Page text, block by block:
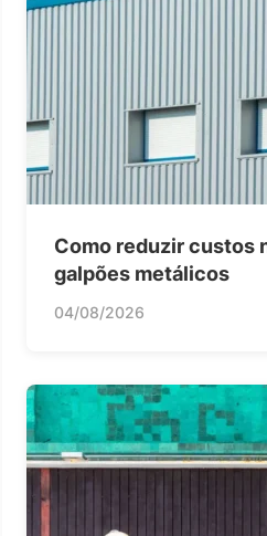
Como reduzir custos
galpões metálicos
04/08/2026